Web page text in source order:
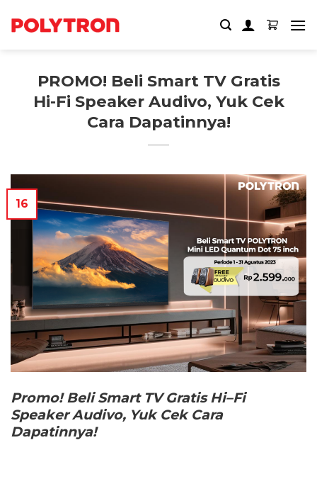
PROMO! Beli Smart TV Gratis
Hi-Fi Speaker Audivo, Yuk Cek
Cara Dapatinnya!
16
Promo! Beli Smart TVGratisHi–Fi
SpeakerAudivo, Yuk Cek Cara
Dapatinnya!